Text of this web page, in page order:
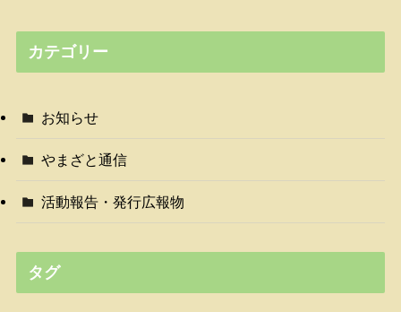
カテゴリー
お知らせ
やまざと通信
活動報告・発行広報物
タグ